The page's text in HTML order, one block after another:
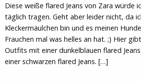
Diese weiße flared Jeans von Zara würde
täglich tragen. Geht aber leider nicht, da
Kleckermäulchen bin und es meinen
Frauchen mal was helles an hat. ;) Hier
Outfits mit einer dunkelblauen flared
einer schwarzen flared Jeans. […]